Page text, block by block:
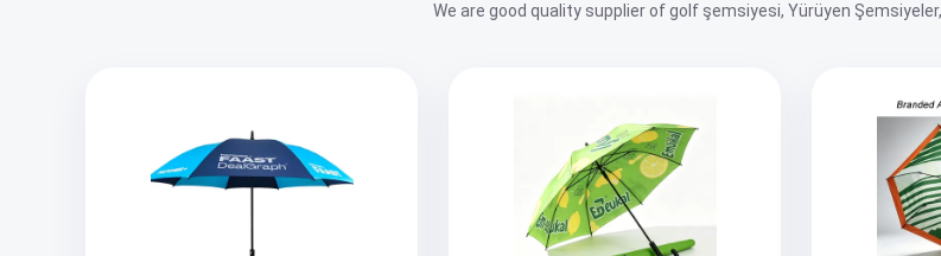
We are good quality supplier of golf şemsiyesi, Yürüyen